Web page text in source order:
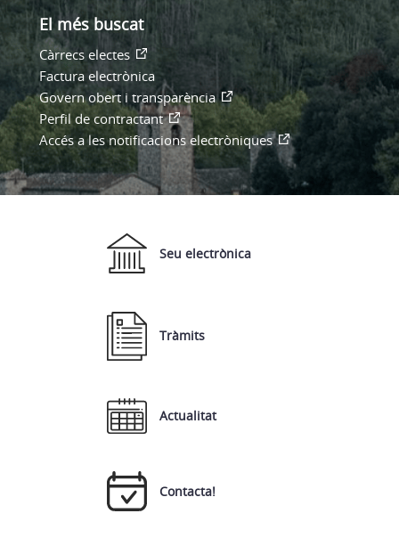
El més buscat
Càrrecs electes
Factura electrònica
Govern obert i transparència
Perfil de contractant
Accés a les notificacions electròniques
Seu electrònica
Tràmits
Actualitat
Contacta!